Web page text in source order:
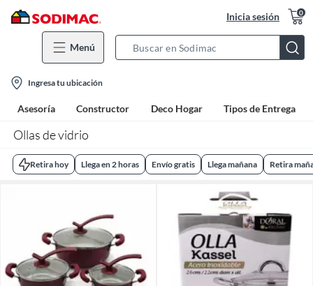
Inicia sesión 0
Menú
Bar
location-
icon
Ingresa tu ubicación
Asesoría Constructor Deco Hogar Tipos de Entrega
Ollas de vidrio
Retira hoy Llega en 2 horas Envío gratis Llega mañana Retira